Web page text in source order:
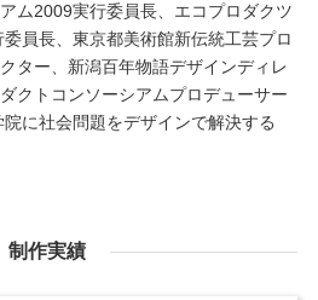
ム2009実行委員長、エコプロダクツ
員長、東京都美術館新伝統工芸プロ
ター、新潟百年物語デザインディレ
クトコンソーシアムプロデューサー
に社会問題をデザインで解決する
制作実績